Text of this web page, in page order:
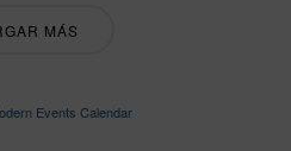
MÁS
Events Calendar